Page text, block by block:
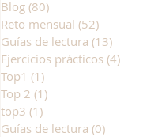
Blog (80)
Reto mensual (52)
Guías de lectura (13)
Ejercicios prácticos (4)
Top1 (1)
Top 2 (1)
top3 (1)
Guías de lectura (0)